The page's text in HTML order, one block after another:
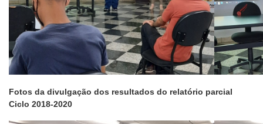
Fotos da divulgação dos resultados do relatório parcial
Ciclo 2018-2020